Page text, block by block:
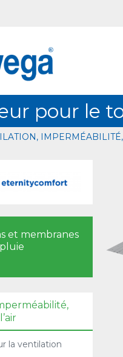
pour le
IMPERMÉABILITÉ,
et membranes
la ventilation